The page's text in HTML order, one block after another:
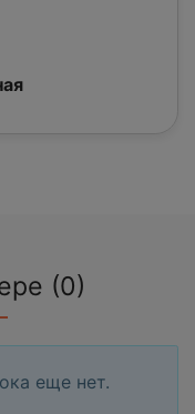
(0)
еще нет.